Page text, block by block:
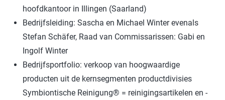
hoofdkantoor in Illingen (Saarland)
Bedrijfsleiding: Sascha en Michael Winter evenals
Stefan Schäfer, Raad van Commissarissen: Gabi en
Ingolf Winter
Bedrijfsportfolio: verkoop van hoogwaardige
producten uit de kernsegmenten productdivisies
Symbiontische Reinigung® = reinigingsartikelen en -